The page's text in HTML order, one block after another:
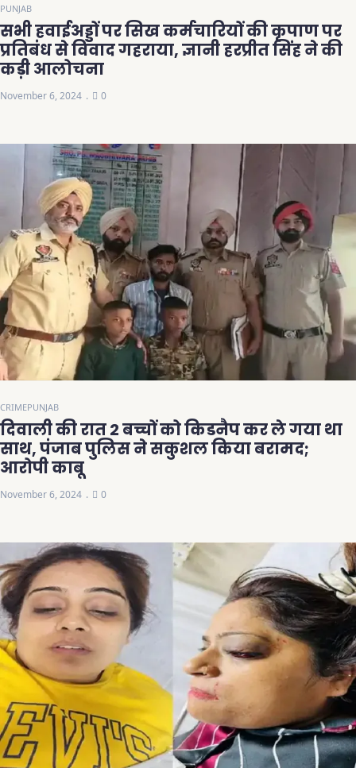
PUNJAB
सभी हवाईअड्डों पर सिख कर्मचारियों की कृपाण पर
प्रतिबंध से विवाद गहराया, ज्ञानी हरप्रीत सिंह ने की
कड़ी आलोचना
November 6, 2024 0
CRIMEPUNJAB
दिवाली की रात 2 बच्चों को किडनैप कर ले गया था
साथ, पंजाब पुलिस ने सकुशल किया बरामद;
आरोपी काबू
November 6, 2024 0